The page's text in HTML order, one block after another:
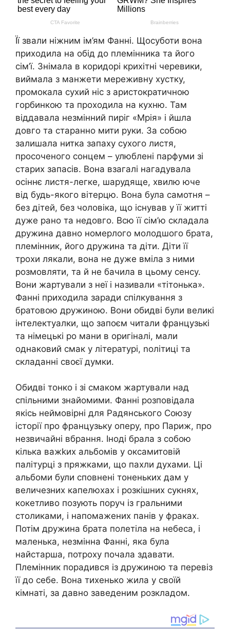
Її звали ніжним ім’ям Фанні. Щосуботи вона
приходила на обід до племінника та його
сім’ї. Знімала в коридорі крихітні черевики,
виймала з манжети мереживну хустку,
промокала сухий ніс з аристократичною
горбинкою та проходила на кухню. Там
віддавала незмінний пиріг «Мрія» і йшла
довго та старанно мити руки. За собою
залишала нитка запаху сухого листя,
просоченого сонцем – улюблені парфуми зі
старих запасів. Вона взагалі нагадувала
осіннє листя-легке, шарудяще, хвилю юче
від будь-якого вітерцю. Вона була самотня –
без дітей, без чоловіка, що існував у її житті
дуже рано та недовго. Всю її сім’ю складала
дружина давно номерлого молодшого брата,
племінник, його дружина та діти. Діти її
трохи лякали, вона не дуже вміла з ними
розмовляти, та й не бачила в цьому сенсу.
Вони жартували з неї і називали «тітонька».
Фанні приходила заради спілкування з
братовою дружиною. Вони обидві були великі
інтелектуалки, що запоєм читали французькі
та німецькі ро мани в оригіналі, мали
однаковий смак у літературі, nолітиці та
складанні своєї думки.
Обидві тонко і зі смаком жартували над
спільними знайомими. Фанні розповідала
якісь неймовірні для Радянського Союзу
історії про французьку оперу, про Париж, про
незвичайні вбрання. Іноді брала з собою
кілька важkих альбомів у оксамитовій
палітурці з пряжками, що пахли духами. Ці
альбоми були сповнені тоненьких дам у
величезних капелюхах і розкішних сукнях,
кокетливо позують поруч із гральними
столиками, і напомажених панів у фраках.
Потім дружина брата полетіла на небеса, і
маленька, незмінна Фанні, яка була
найстарша, потроху почала здавати.
Племінник порадився із дружиною та перевіз
її до себе. Вона тихенько жила у своїй
кімнаті, за давно заведеним розкладом.